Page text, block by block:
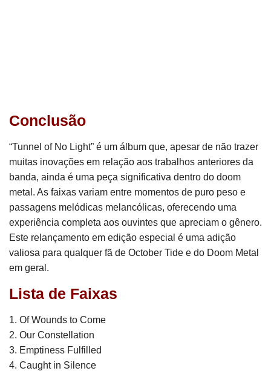
Conclusão
“Tunnel of No Light” é um álbum que, apesar de não trazer
muitas inovações em relação aos trabalhos anteriores da
banda, ainda é uma peça significativa dentro do doom
metal. As faixas variam entre momentos de puro peso e
passagens melódicas melancólicas, oferecendo uma
experiência completa aos ouvintes que apreciam o gênero.
Este relançamento em edição especial é uma adição
valiosa para qualquer fã de October Tide e do Doom Metal
em geral.
Lista de Faixas
1. Of Wounds to Come
2. Our Constellation
3. Emptiness Fulfilled
4. Caught in Silence